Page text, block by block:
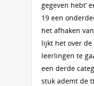
gegeven hebt’
19 een
het afhaken
lijkt het over
leerlingen te
een derde
stuk ademt de